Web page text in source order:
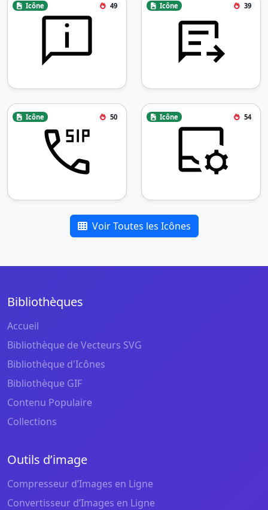
Icône 49 Icône 39
Icône 50 Icône 54
Voir Toutes les Icônes
Bibliothèques
Accueil
Bibliothèque de Vecteurs SVG
Bibliothèque d'Icônes
Bibliothèque GIF
Contenu Populaire
Collections
Outils d’image
Compresseur d’Images en Ligne
Convertisseur d’Images en Ligne